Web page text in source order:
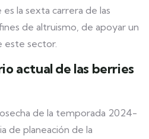
la sexta carrera de las
de altruismo, de apoyar un
este sector.
actual de las berries
de la temporada 2024-
de planeación de la